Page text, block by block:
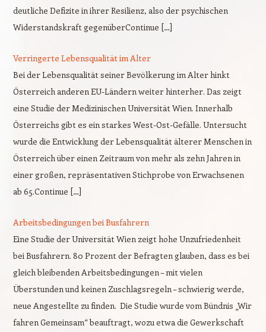
deutliche Defizite in ihrer Resilienz, also der psychischen
Widerstandskraft gegenüberContinue […]
Verringerte Lebensqualität im Alter
Bei der Lebensqualität seiner Bevölkerung im Alter hinkt
Österreich anderen EU-Ländern weiter hinterher. Das zeigt
eine Studie der Medizinischen Universität Wien. Innerhalb
Österreichs gibt es ein starkes West-Ost-Gefälle. Untersucht
wurde die Entwicklung der Lebensqualität älterer Menschen in
Österreich über einen Zeitraum von mehr als zehn Jahren in
einer großen, repräsentativen Stichprobe von Erwachsenen
ab 65.Continue […]
Arbeitsbedingungen bei Busfahrern
Eine Studie der Universität Wien zeigt hohe Unzufriedenheit
bei Busfahrern. 80 Prozent der Befragten glauben, dass es bei
gleich bleibenden Arbeitsbedingungen – mit vielen
Überstunden und keinen Zuschlagsregeln – schwierig werde,
neue Angestellte zu finden. Die Studie wurde vom Bündnis „Wir
fahren Gemeinsam“ beauftragt, wozu etwa die Gewerkschaft